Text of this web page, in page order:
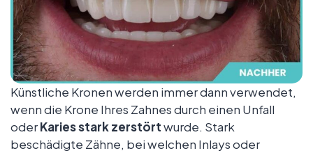
Künstliche Kronen werden immer dann verwendet,
wenn die Krone Ihres Zahnes durch einen Unfall
oderKaries stark zerstörtwurde. Stark
beschädigte Zähne, bei welchen Inlays oder